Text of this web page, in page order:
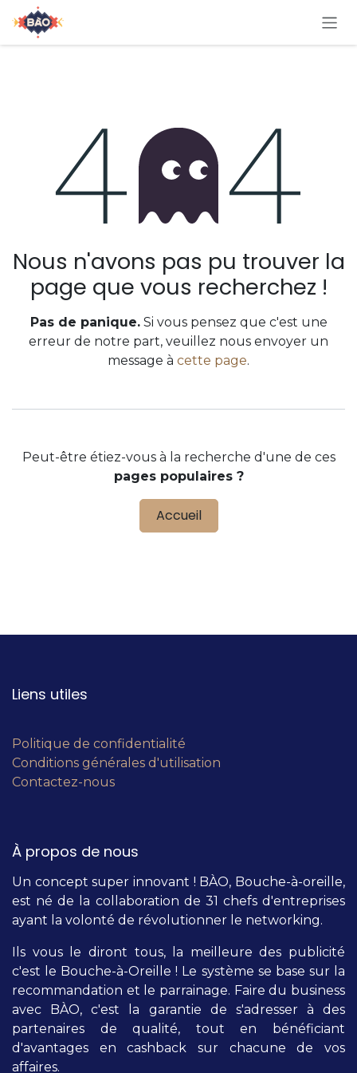
Se rendre au contenu
Erreur 404
Nous n'avons pas pu trouver la
page que vous recherchez !
Pas de panique.Si vous pensez que c'est une
erreur de notre part, veuillez nous envoyer un
message à cette page.
Peut-être étiez-vous à la recherche d'une de ces
pages populaires ?
Accueil
Liens utiles
Politique de confidentialité
Conditions générales d'utilisation
Contactez-nous
À propos de nous
Un concept super innovant ! BÀO, Bouche-à-oreille,
est né de la collaboration de 31 chefs d'entreprises
ayant la volonté de révolutionner le networking.
Ils vous le diront tous, la meilleure des publicité
c'est le Bouche-à-Oreille ! Le système se base sur la
recommandation et le parrainage. Faire du business
avec BÀO, c'est la garantie de s'adresser à des
partenaires de qualité, tout en bénéficiant
d'avantages en cashback sur chacune de vos
affaires.